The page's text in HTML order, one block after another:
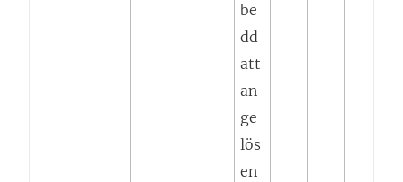
be
dd
att
an
ge
lös
en